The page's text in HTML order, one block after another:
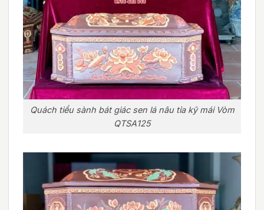
Quách tiểu sành bát giác sen lá nâu tỉa kỹ mái Vòm
QTSA125